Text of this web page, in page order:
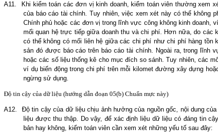
A11.
Khi kiểm toán các đơn vị kinh doanh, kiểm toán viên thường xem
của báo cáo tài chính. Tuy nhiên, việc xem xét này có thể không
Chính phủ hoặc các đơn vị trong lĩnh vực công không kinh doanh,
mối quan hệ trực tiếp giữa doanh thu và chi phí. Hơn nữa, do các
có thể không có mối liên hệ giữa các chi phí như chi phí hàng tồn
sản đó được báo cáo trên báo cáo tài chính. Ngoài ra, trong lĩnh
hoặc các số liệu thống kê cho mục đích so sánh. Tuy nhiên, các
ví dụ biến động trong chi phí trên mỗi kilomet đường xây dựng
ngừng sử dụng.
Độ tin cậy của dữ liệu (hướng dẫn đoạn 05(b) Chuẩn mực này)
A12.
Độ tin cậy của dữ liệu chịu ảnh hưởng của nguồn gốc, nội dung
liệu đượcthu thập. Do vậy, để xác định liệu dữ liệu có đáng tin
bản hay không, kiểm toán viên cần xem xét những yếu tố sau đây: